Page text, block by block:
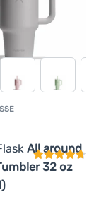
All around
32 oz